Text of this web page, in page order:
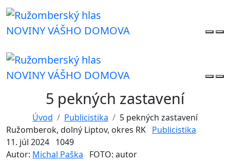
NOVINY VÁŠHO DOMOVA
NOVINY VÁŠHO DOMOVA
5 pekných zastavení
Úvod Publicistika
5 pekných zastavení
Ružomberok, dolný Liptov, okres RK Publicistika
11. júl 2024 1049
Autor: Michal Paška FOTO: autor